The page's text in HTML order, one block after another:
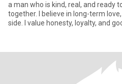
a man who is kind, real, and ready
together. I believe in long-term
side. I value honesty, loyalty, and